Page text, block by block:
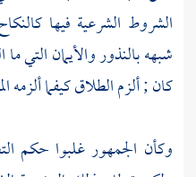
الشروط الشرعية فيها
شبهه بالنذور والأيمان التي
كان ; ألزم الطلاق كيفما ألزمه
وكأن الجمهور غلبوا حكم